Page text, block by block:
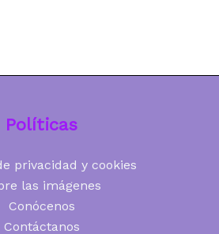
Políticas
privacidad y cookies
las imágenes
Conócenos
Contáctanos